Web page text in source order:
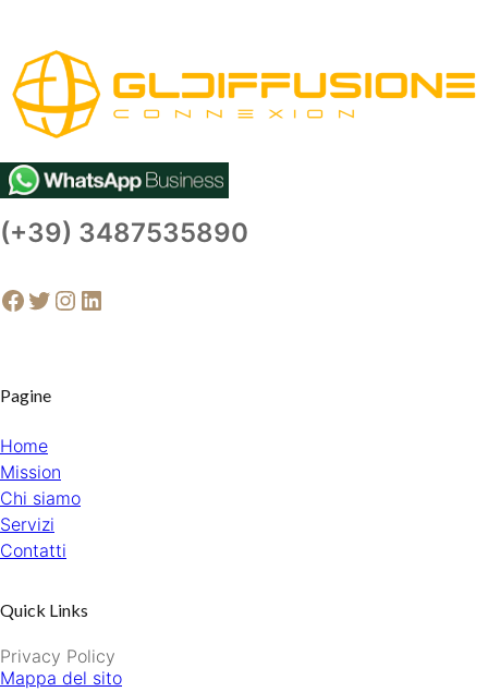
(+39) 3487535890
Facebook Twitter Instagram LinkedIn
Pagine
Home
Mission
Chi siamo
Servizi
Contatti
Quick Links
Privacy Policy
Mappa del sito